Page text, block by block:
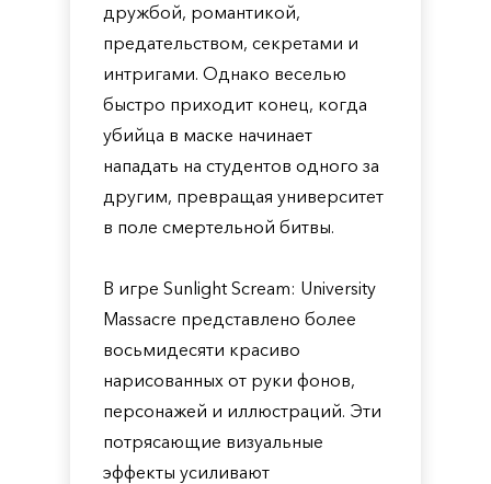
дружбой, романтикой,
предательством, секретами и
интригами. Однако веселью
быстро приходит конец, когда
убийца в маске начинает
нападать на студентов одного за
другим, превращая университет
в поле смертельной битвы.
В игре Sunlight Scream: University
Massacre представлено более
восьмидесяти красиво
нарисованных от руки фонов,
персонажей и иллюстраций. Эти
потрясающие визуальные
эффекты усиливают